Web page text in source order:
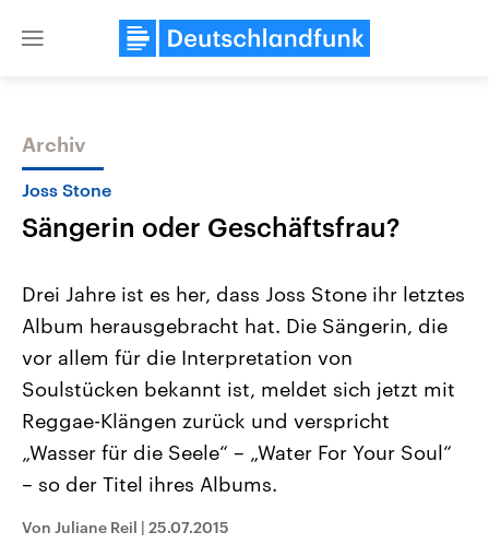
Close
Themen
USA
Aktuelle Beiträge, Analysen und
Hintergründe
Wirtschaftlich und militärisch
gehören die Vereinigten Staaten zu
den mächtigsten Ländern der Erde,
mit großem Einfluss auf das
Nahostkonflikt
Aktuelle Lage und
Der Überfall der
Terrororganisation Hamas
Oktober 2023 auf Israel
Archiv
Joss Stone
Sängerin oder Geschäftsfrau?
Drei Jahre ist es her, dass Joss Stone ihr letztes
Album herausgebracht hat. Die Sängerin, die
vor allem für die Interpretation von
Soulstücken bekannt ist, meldet sich jetzt mit
Reggae-Klängen zurück und verspricht
„Wasser für die Seele“ – „Water For Your Soul“
– so der Titel ihres Albums.
Von Juliane Reil | 25.07.2015